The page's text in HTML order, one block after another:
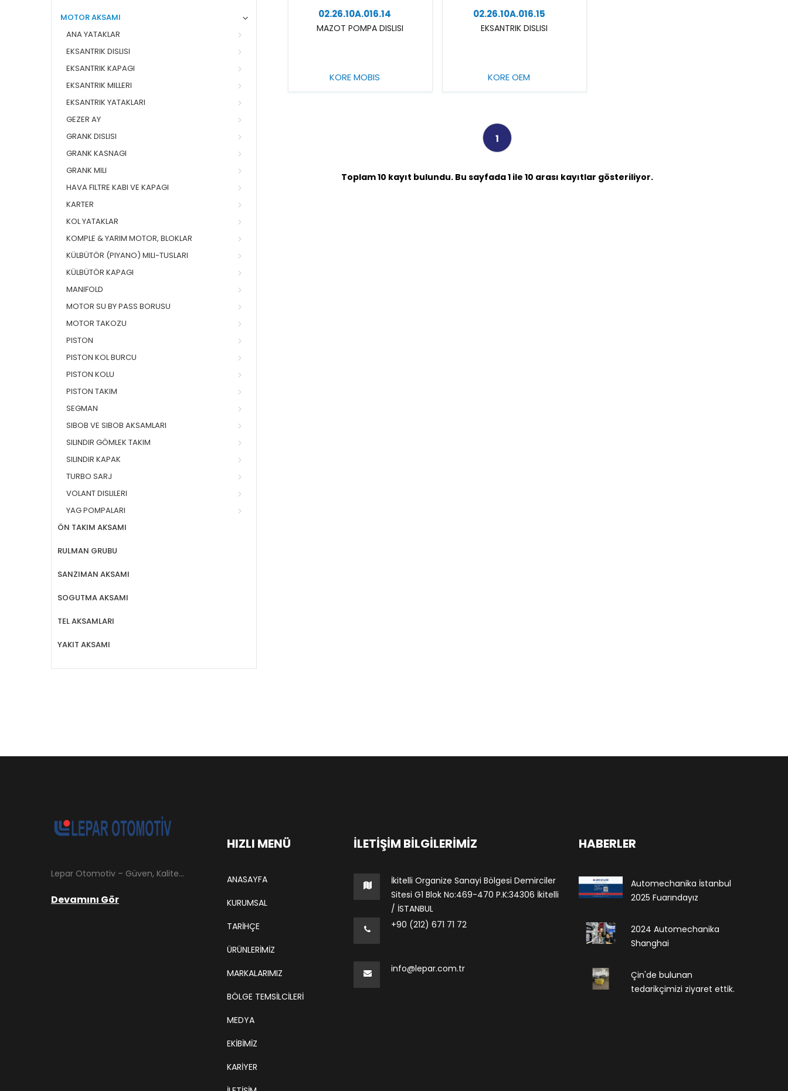
MOTOR AKSAMI
ANA YATAKLAR
EKSANTRIK DISLISI
EKSANTRIK KAPAGI
EKSANTRIK MILLERI
EKSANTRIK YATAKLARI
GEZER AY
GRANK DISLISI
GRANK KASNAGI
GRANK MILI
HAVA FILTRE KABI VE KAPAGI
KARTER
KOL YATAKLAR
KOMPLE & YARIM MOTOR, BLOKLAR
KÜLBÜTÖR (PIYANO) MILI-TUSLARI
KÜLBÜTÖR KAPAGI
MANIFOLD
MOTOR SU BY PASS BORUSU
MOTOR TAKOZU
PISTON
PISTON KOL BURCU
PISTON KOLU
PISTON TAKIM
SEGMAN
SIBOB VE SIBOB AKSAMLARI
SILINDIR GÖMLEK TAKIM
SILINDIR KAPAK
TURBO SARJ
VOLANT DISLILERI
YAG POMPALARI
ÖN TAKIM AKSAMI
RULMAN GRUBU
SANZIMAN AKSAMI
SOGUTMA AKSAMI
TEL AKSAMLARI
YAKIT AKSAMI
02.26.10A.016.14
MAZOT POMPA DISLISI
KORE MOBIS
02.26.10A.016.15
EKSANTRIK DISLISI
KORE OEM
1
Toplam 10 kayıt bulundu. Bu sayfada 1 ile 10 arası kayıtlar gösteriliyor.
Lepar Otomotiv – Güven, Kalite ve İstikrarın Adresi Lepar Otomotiv, Türkiye’nin otomotiv yedek parça sektöründe köklü bir geçmişe sahip, yenilikçi ve öncü firmalarından biridir. 1966 yılında Hüsnü Leblebici tarafından Tokat’ta mütevazı bir girişim olarak kurulan firmamız, ilk etapta Ford kamyonları, Ford Otosan minibüsleri ve Anadol marka araçların ünite ve yedek parçalarının satışını gerçekleştirerek sektöre adım atmıştır.
Devamını Gör
HIZLI MENÜ
ANASAYFA
KURUMSAL
TARIHÇE
ÜRÜNLERİMİZ
MARKALARIMIZ
BÖLGE TEMSILCILERI
MEDYA
EKIBIMIZ
KARIYER
İLETIŞIM BILGILERIMIZ
İkitelli Organize Sanayi Bölgesi Demirciler
Sitesi G1 Blok No:469-470 P.K:34306 İkitelli
/ İSTANBUL
+90 (212) 671 71 72
info@lepar.com.tr
HABERLER
Automechanika İstanbul
2025 Fuarındayız
2024 Automechanika
Shanghai
Çin'de bulunan
tedarikçimizi ziyaret ettik.